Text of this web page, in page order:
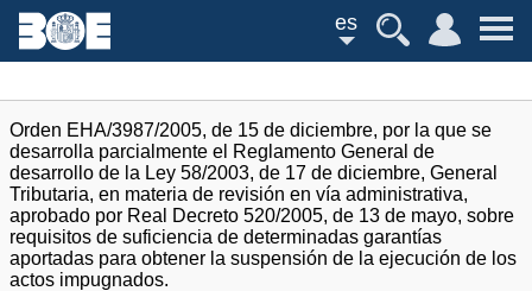
es
Orden EHA/3987/2005, de 15 de diciembre, por la que se
desarrolla parcialmente el Reglamento General de
desarrollo de la Ley 58/2003, de 17 de diciembre, General
Tributaria, en materia de revisión en vía administrativa,
aprobado por Real Decreto 520/2005, de 13 de mayo, sobre
requisitos de suficiencia de determinadas garantías
aportadas para obtener la suspensión de la ejecución de los
actos impugnados.